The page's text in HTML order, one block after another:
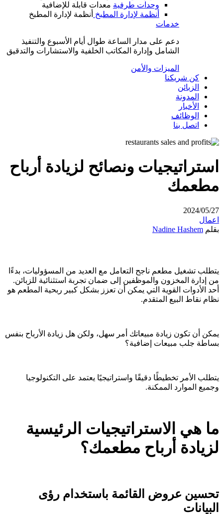
وحدات طرفية معدات قابلة للإضافية
أنظمة لإدارة المطبخ أنظمة لإدارة المطبخ
خدمات
دعم على مدار الساعة طوال أيام الأسبوع والتنفيذ
الشامل وإدارة المكاتب الخلفية والاستشارات والتدقيق
الميزات والأمن
كن شريكنا
الزبائن
المدونة
الأخبار
الوظائف
اتصل بنا
استراتيجيات ونصائح لزيادة أرباح
مطعمك
2024/05/27
اعمال
بقلم Nadine Hashem
يتطلب تشغيل مطعم ناجح التعامل مع العديد من المسؤوليات، بدءًا
من إدارة المخزون والموظفين إلى ضمان تجربة استثنائية للزبائن.
أحد الأدوات القوية التي يمكن أن تعزز بشكل كبير ربحية المطعم هو
نظام نقاط البيع المتقدم.
يمكن أن تكون زيادة مبيعاتك أمر سهل، ولكن هل زيادة الأرباح بنفس
بساطة جلب مبيعات إضافية؟
يتطلب الأمر تخطيطًا دقيقًا واستراتيجيًا يعتمد على التكنولوجيا
وجميع الموارد الممكنة.
ما هي الاستراتيجيات الرئيسية
لزيادة أرباح مطعمك؟
تحسين عروض القائمة باستخدام رؤى
البيانات